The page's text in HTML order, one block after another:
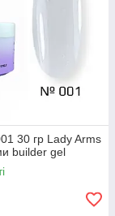
30 гр Lady Arms
builder gel